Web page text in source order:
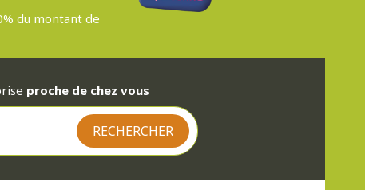
du montant de
proche de chez vous